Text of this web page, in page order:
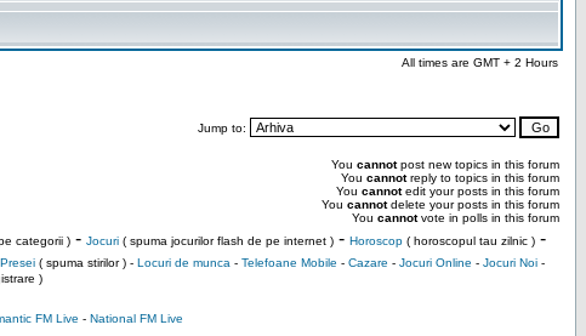
All times are GMT + 2 Hours
Jump to:
You cannotpost new topics in this forum
You cannotreply to topics in this forum
You cannotedit your posts in this forum
You cannotdelete your posts in this forum
You cannotvote in polls in this forum
categorii )- Jocuri( spuma jocurilor flash de pe internet )- Horoscop( horoscopul tau zilnic )-
( spuma stirilor ) - Locuri de munca - Telefoane Mobile - Cazare - Jocuri Online - Jocuri Noi-
)
FM Live - National FM Live